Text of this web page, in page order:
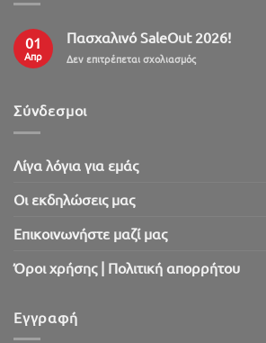
01
Απρ
Πασχαλινό SaleOut 2026!
Δεν επιτρέπεται σχολιασμόςστο
Σύνδεσμοι
Λίγα λόγια για εμάς
Oι εκδηλώσεις μας
Επικοινωνήστε μαζί μας
Όροι χρήσης | Πολιτική απορρήτου
Εγγραφή